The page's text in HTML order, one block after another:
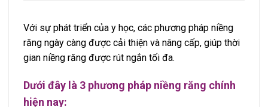
Với sự phát triển của y học, các phương pháp niềng
răng ngày càng được cải thiện và nâng cấp, giúp thời
gian niềng răng được rút ngắn tối đa.
Dưới đây là 3 phương pháp niềng răng chính
hiện nay: